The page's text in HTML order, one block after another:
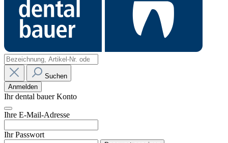
Suchen
Anmelden
Ihr dental bauer Konto
Ihre E-Mail-Adresse
Ihr Passwort